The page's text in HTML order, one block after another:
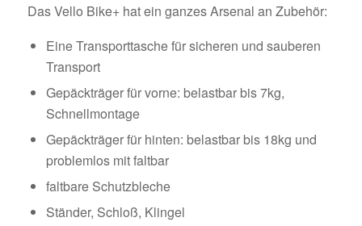
Das Vello Bike+ hat ein ganzes Arsenal an Zubehör:
Eine Transporttasche für sicheren und sauberen
Transport
Gepäckträger für vorne: belastbar bis 7kg,
Schnellmontage
Gepäckträger für hinten: belastbar bis 18kg und
problemlos mit faltbar
faltbare Schutzbleche
Ständer, Schloß, Klingel